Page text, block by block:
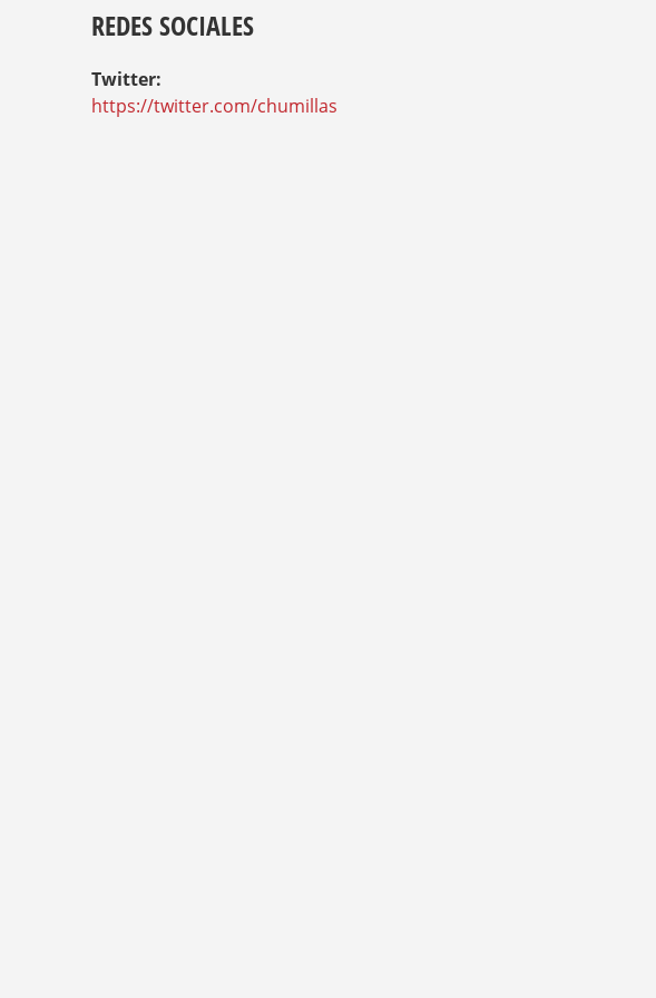
REDES SOCIALES
Twitter:
https://twitter.com/chumillas